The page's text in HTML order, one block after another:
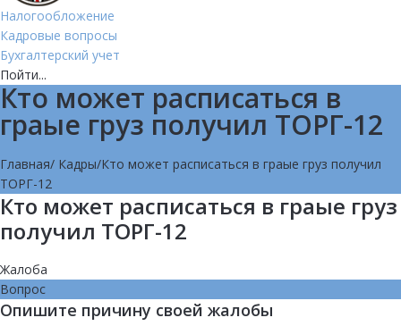
Налогообложение
Кадровые вопросы
Бухгалтерский учет
Пойти...
Кто может расписаться в
граые груз получил ТОРГ-12
Главная/ Кадры/Кто может расписаться в граые груз получил
ТОРГ-12
Кто может расписаться в граые груз
получил ТОРГ-12
Жалоба
Вопрос
Опишите причину своей жалобы